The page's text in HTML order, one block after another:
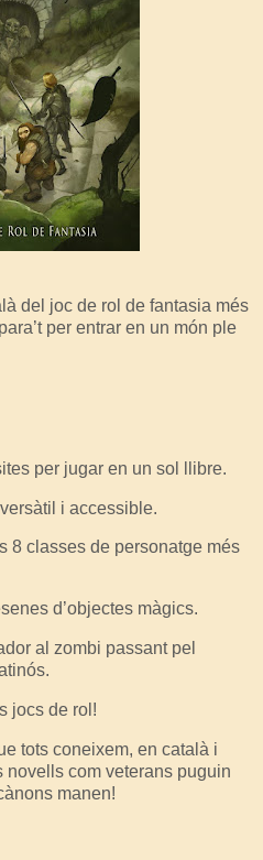
del joc de rol de fantasia més
per entrar en un món ple
per jugar en un sol llibre.
i accessible.
8 classes de personatge més
d’objectes màgics.
al zombi passant pel
jocs de rol!
tots coneixem, en català i
novells com veterans puguin
manen!